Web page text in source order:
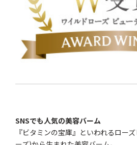
SNSでも人気の美容バーム
『ビタミンの宝庫』といわれるロー